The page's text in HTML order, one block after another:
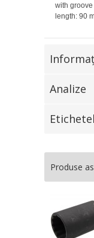
with
length: 90
Analize
Produse